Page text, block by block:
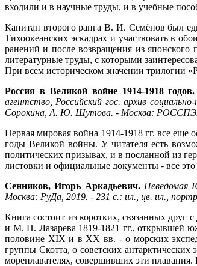
входили и в научные труды, и в учебные
Капитан второго ранга В. И. Семёнов был
Тихоокеанских эскадрах и участвовать в
ранений и после возвращения из
литературные труды, с которыми
При всем историческом значении трилогии
Россия в Великой войне 1914-1918 годов.
агентство, Российский гос. архив
Сорокина, А. Ю. Шутова. - Москва: РОССПЭН,
Первая мировая война 1914-1918 гг. все еще
годы Великой войны. У читателя есть
политических призывах, и в посланной из
листовки и официальные документы - все
Сенников, Игорь Аркадьевич. Неведомая
Москва: РуДа, 2019. - 231 с.: ил., цв. ил.,
Книга состоит из коротких, связанных друг
и М. П. Лазарева 1819-1821 гг., открывшей
половине XIX и в XX вв. - о морских
группы Скотта, о советских
мореплавателях, совершивших эти